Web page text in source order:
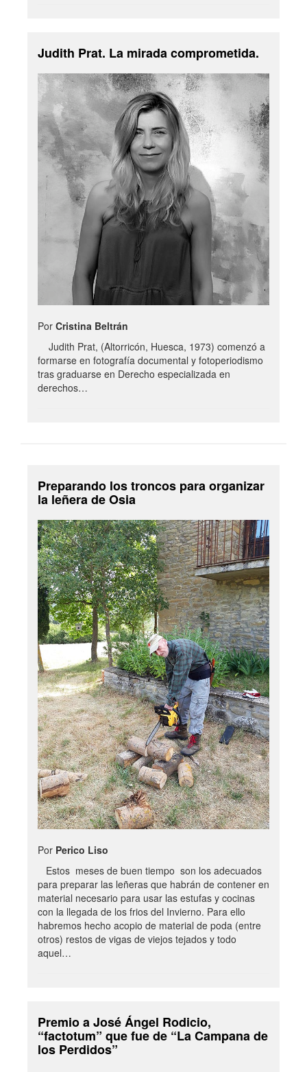
Judith Prat. La mirada comprometida.
Por Cristina Beltrán
Judith Prat, (Altorricón, Huesca, 1973) comenzó a
formarse en fotografía documental y fotoperiodismo
tras graduarse en Derecho especializada en
derechos…
Preparando los troncos para organizar
la leñera de Osia
Por Perico Liso
Estos meses de buen tiempo son los adecuados
para preparar las leñeras que habrán de contener en
material necesario para usar las estufas y cocinas
con la llegada de los frios del Invierno. Para ello
habremos hecho acopio de material de poda (entre
otros) restos de vigas de viejos tejados y todo
aquel…
Premio a José Ángel Rodicio,
“factotum” que fue de “La Campana de
los Perdidos”